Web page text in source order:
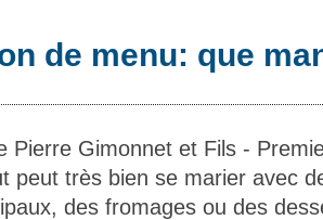
de menu: que
Pierre Gimonnet et Fils -
peut très bien se marier avec
des fromages ou des